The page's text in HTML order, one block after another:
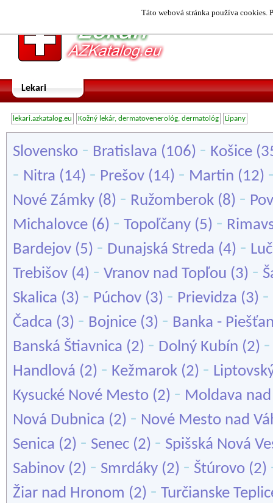
Táto webová stránka používa cookies.
Lekari
lekari.azkatalog.eu Kožný lekár, dermatovenerológ, dermatológ Lipany
Slovensko - Bratislava (106) - Košice
- Nitra (14) - Prešov (14) - Martin (12)
Nové Zámky (8) - Ružomberok (8) -
Michalovce (6) - Topoľčany (5) -
Bardejov (5) - Dunajská Streda (4) -
Trebišov (4) - Vranov nad Topľou (3) -
Skalica (3) - Púchov (3) - Prievidza (3) -
Čadca (3) - Bojnice (3) - Banka -
Banská Štiavnica (2) - Dolný Kubín (2)
Handlová (2) - Kežmarok (2) -
Kysucké Nové Mesto (2) - Moldava
Nová Dubnica (2) - Nové Mesto nad
Senica (2) - Senec (2) - Spišská Nová
Sabinov (2) - Smrdáky (2) - Štúrovo (2)
Žiar nad Hronom (2) - Turčianske